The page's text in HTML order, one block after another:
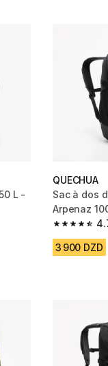
L -
reviews
QUECHUA
Sac à dos
Arpenaz
4.7 out of
3 900 DZD